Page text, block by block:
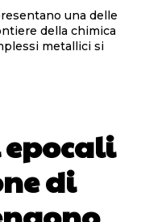
una delle
della chimica
metallici si
di